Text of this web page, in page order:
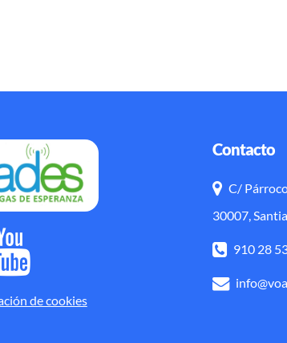
de cookies
Contacto
C/
30007,
910 28